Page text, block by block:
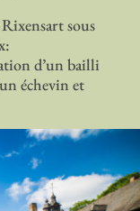
sous
d’un bailli
échevin et